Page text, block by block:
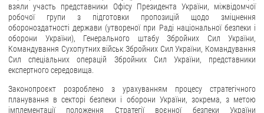
Фотогалерея
Відеогалерея
ЗВЕРНЕННЯ ГРОМАДЯН
Звернення громадян
Електронне звернення
ДОСТУП ДО ПУБЛІЧНОЇ ІНФОРМАЦІЇ
взяли участь представники Офісу Президента України, міжвідомчої
робочої групи з підготовки пропозицій щодо зміцнення
обороноздатності держави (утвореної при Раді національної безпеки і
оборони України), Генерального штабу Збройних Сил України,
Командування Сухопутних військ Збройних Сил України, Командування
Сил спеціальних операцій Збройних Сил України, представники
експертного середовища.
Законопроєкт розроблено з урахуванням процесу стратегічного
планування в секторі безпеки і оборони України, зокрема, з метою
імплементації положення Стратегії воєнної безпеки України